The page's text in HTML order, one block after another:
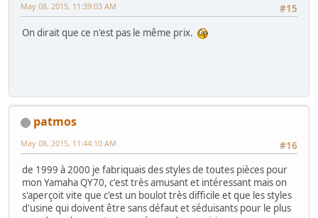
#15
May 08, 2015, 11:39:03 AM
On dirait que ce n'est pas le même prix.
patmos
#16
May 08, 2015, 11:44:10 AM
de 1999 à 2000 je fabriquais des styles de toutes pièces pour
mon Yamaha QY70, c'est très amusant et intéressant mais on
s'aperçoit vite que c'est un boulot très difficile et que les styles
d'usine qui doivent être sans défaut et séduisants pour le plus